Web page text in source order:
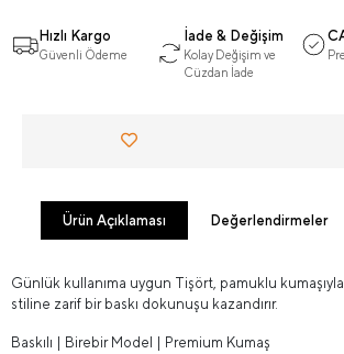
Hızlı Kargo
Güvenli Ödeme
İade & Değişim
Kolay Değişim ve
Cüzdan İade
Ürün Açıklaması Değerlendirmeler
Günlük kullanıma uygun Tişört, pamuklu
stiline zarif bir baskı dokunuşu kazandırır.
Baskılı | Birebir Model | Premium Kumaş